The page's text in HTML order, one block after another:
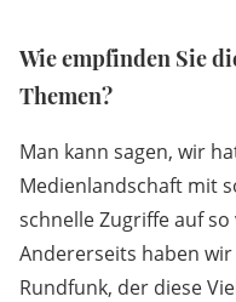
Wie empfinden Sie
Themen?
Man kann sagen, wir
Medienlandschaft mit
schnelle Zugriffe auf
Andererseits haben
Rundfunk, der diese